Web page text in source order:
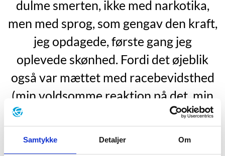
Samtykke Detaljer Om
dulme smerten, ikke med narkotika,
men med sprog, som gengav den kraft,
jeg opdagede, første gang jeg
oplevede skønhed. Fordi det øjeblik
også var mættet med racebevidsthed
(min voldsomme reaktion på det, min
skolekammerat ønskede sig: meget blå
øjne til meget sort hud; det skår, hun
slog i min opfattelse af skønhed), var